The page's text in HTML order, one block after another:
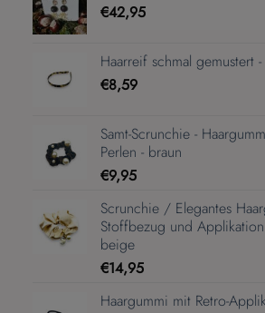
€42,95
Haarreif schmal gemustert
€8,59
Samt-Scrunchie -
Perlen - braun
€9,95
Scrunchie / Elegantes
Stoffbezug und
beige
€14,95
Haargummi mit Retro-